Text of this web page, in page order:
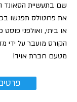
שם בתעשיית הסאונד
את פרוטולס תפגשו
או ביתי, ואולפני פוסט
הקורס מועבר על ידי
מטעם חברת אויד!